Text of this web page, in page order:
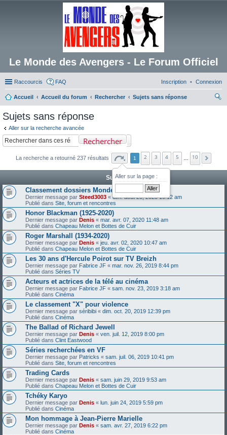
Le Monde des Avengers - Le Forum Officiel
Raccourcis FAQ Connexion
Inscription
Accueil Accueil du forum Rechercher
Sujets sans réponse
Sujets sans réponse
Aller sur la recherche avancée
Rechercher
La recherche a retourné 237 résultats
Aller sur la page :
1 2 3 4 5 10
Sujets
Classement dossiers Monde des Avengers
Dernier message par Steed3003 «dim. août 20, 2023 10:12 am
Publié dans Site, forum et rencontres
Honor Blackman (1925-2020)
Dernier message par Denis « mar. avr. 07, 2020 11:48 am
Publié dans Chapeau Melon et Bottes de Cuir
Roger Marshall (1934-2020)
Dernier message par Denis « jeu. avr. 02, 2020 10:47 am
Publié dans Chapeau Melon et Bottes de Cuir
Les 30 ans d'Hercule Poirot sur TV Breizh
Dernier message par Fabrice JF « mar. nov. 26, 2019 8:44 pm
Publié dans Séries TV
Acteurs et actrices de la télé au cinéma
Dernier message par Fabrice JF « sam. nov. 23, 2019 3:18 am
Publié dans Cinéma
Le classement "X" pour violence
Dernier message par séribibi « dim. oct. 20, 2019 12:39 pm
Publié dans Cinéma
The Ballad of Richard Jewell
Dernier message par Denis « ven. juil. 12, 2019 8:00 pm
Publié dans Clint Eastwood
Séries recherchées en VF
Dernier message par Patricks « sam. juil. 06, 2019 10:41 pm
Publié dans Site, forum et rencontres
Trading Cards
Dernier message par Denis « sam. juin 29, 2019 9:53 am
Publié dans Chapeau Melon et Bottes de Cuir
Tchéky Karyo
Dernier message par Denis « lun. juin 24, 2019 5:59 pm
Publié dans Cinéma
Mon hommage à Jean-Pierre Marielle
Dernier message par Denis « sam. avr. 27, 2019 6:22 pm
Publié dans Cinéma